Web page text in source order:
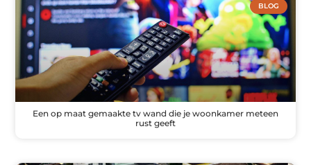
BLOG
Een op maat gemaakte tv wand die je woonkamer meteen
rust geeft